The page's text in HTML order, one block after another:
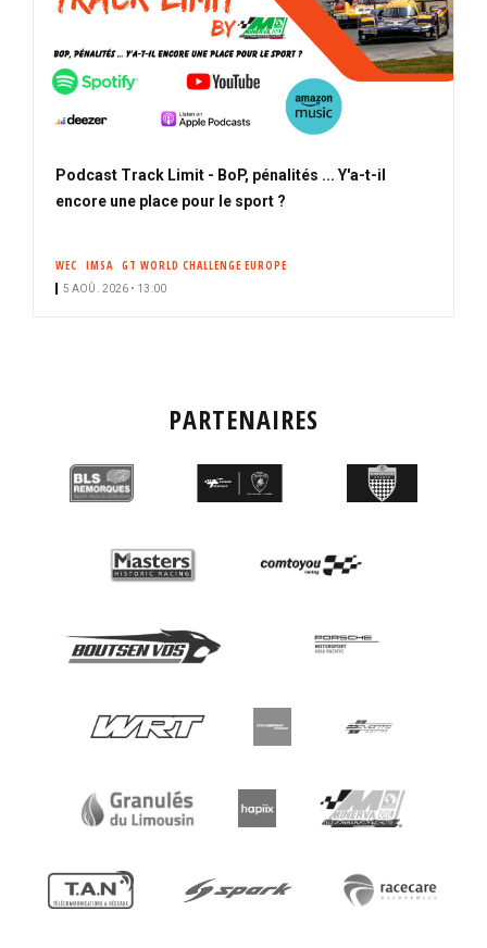
Podcast Track Limit - BoP, pénalités ... Y'a-t-il
encore une place pour le sport ?
WEC IMSA GT WORLD CHALLENGE EUROPE
5 AOÛ. 2026 • 13:00
PARTENAIRES